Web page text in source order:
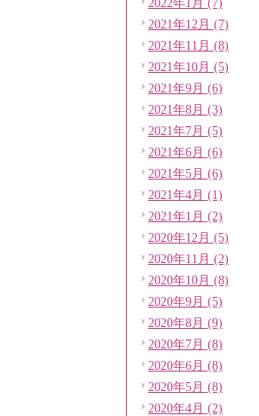
2021年12月 (7)
2021年11月 (8)
2021年10月 (5)
2021年9月 (6)
2021年8月 (3)
2021年7月 (5)
2021年6月 (6)
2021年5月 (6)
2021年4月 (1)
2021年1月 (2)
2020年12月 (5)
2020年11月 (2)
2020年10月 (8)
2020年9月 (5)
2020年8月 (9)
2020年7月 (8)
2020年6月 (8)
2020年5月 (8)
2020年4月 (2)